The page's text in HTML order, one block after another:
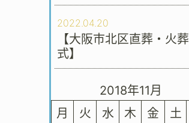
2022.04.20
【大阪市北区直葬・火葬
式】
2018年11月
月
火 水 木 金 土